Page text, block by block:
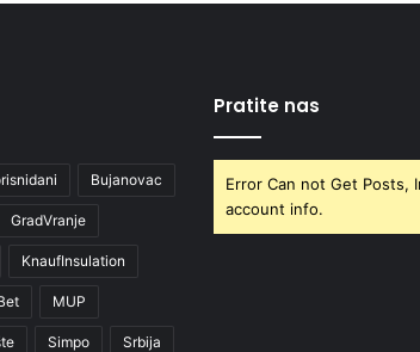
Bujanovac
GradVranje
KnaufInsulation
MUP
Simpo Srbija
Pratite nas
Error Can not Get Posts,
account info.